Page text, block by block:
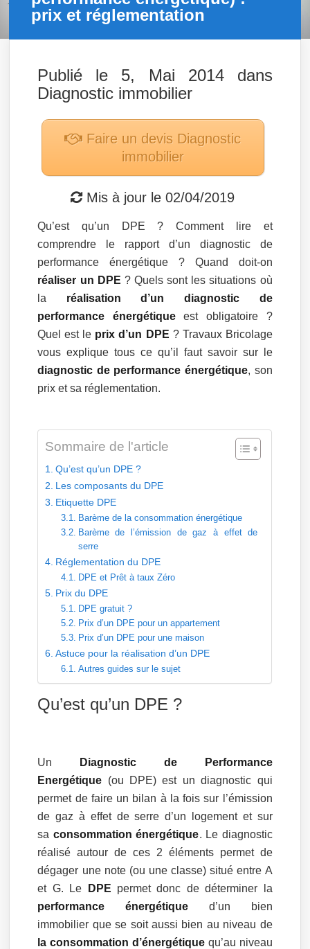
prix et réglementation
Publié le 5, Mai 2014 dans
Diagnostic immobilier
Faire un devis Diagnostic
immobilier
Mis à jour le02/04/2019
Qu’est qu’un DPE ? Comment lire et
comprendre le rapport d’un diagnostic de
performance énergétique ? Quand doit-on
réaliser un DPE ? Quels sont les situations où
la réalisation d’un diagnostic de
performance énergétiqueest obligatoire ?
Quel est le prix d’un DPE ? Travaux Bricolage
vous explique tous ce qu’il faut savoir sur le
diagnostic de performance énergétique, son
prix et sa réglementation.
Sommaire de l'article
Qu’est qu’un DPE ?
Les composants du DPE
Etiquette DPE
Barème de la consommation énergétique
Barème de l’émission de gaz à effet de
serre
Réglementation du DPE
DPE et Prêt à taux Zéro
Prix du DPE
DPE gratuit ?
Prix d’un DPE pour un appartement
Prix d’un DPE pour une maison
Astuce pour la réalisation d’un DPE
Autres guides sur le sujet
Qu’est qu’un DPE ?
Un
Diagnostic de Performance
Energétique (ou DPE) est un diagnostic qui
permet de faire un bilan à la fois sur l’émission
de gaz à effet de serre d’un logement et sur
sa consommation énergétique. Le diagnostic
réalisé autour de ces 2 éléments permet de
dégager une note (ou une classe) situé entre A
et G. Le
DPE permet donc de déterminer la
performance énergétique d’un bien
immobilier que se soit aussi bien au niveau de
la consommation d’énergétique qu’au niveau